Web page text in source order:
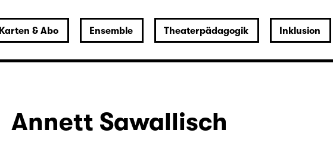
Karten & Abo Ensemble Theaterpädagogik Inklusion
Annett Sawallisch